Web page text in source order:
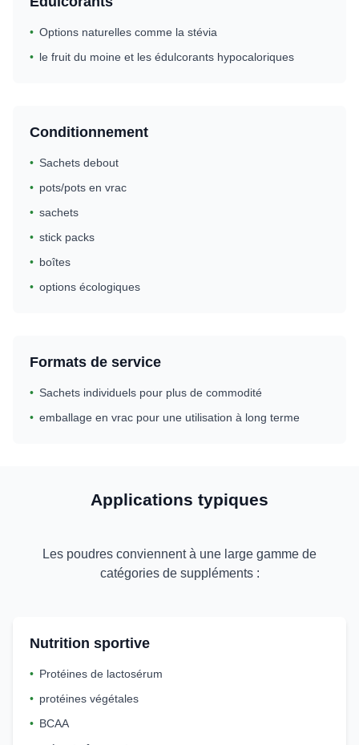
• Options naturelles comme la stévia
• le fruit du moine et les édulcorants hypocaloriques
Conditionnement
• Sachets debout
• pots/pots en vrac
• sachets
• stick packs
• boîtes
• options écologiques
Formats de service
• Sachets individuels pour plus de commodité
• emballage en vrac pour une utilisation à long terme
Applications typiques
Les poudres conviennent à une large gamme de
catégories de suppléments :
Nutrition sportive
• Protéines de lactosérum
• protéines végétales
• BCAA